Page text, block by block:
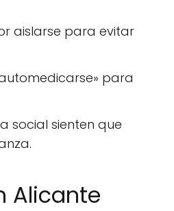
aislarse para evitar
para
social sienten que
Alicante